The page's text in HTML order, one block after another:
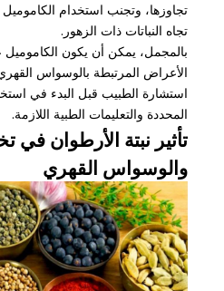
تجاوزها، وتجنب استخدام
تجاه النباتات ذات الزهور.
بالمجمل، يمكن أن يكون الكاموميل
الأعراض المرتبطة بالوسواس
استشارة الطبيب قبل البدء في
المحددة والتعليمات الطبية اللازمة.
تأثير نبتة الأرطوان في
والوسواس القهري